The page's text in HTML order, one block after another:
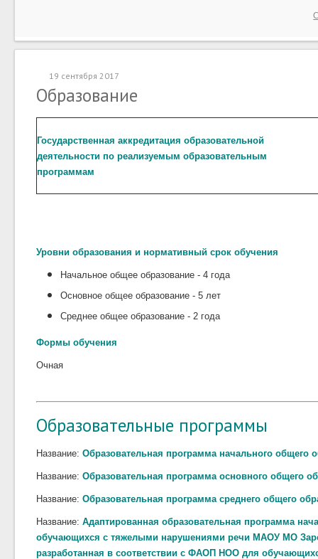
19 сентября 2017
Образование
Государственная аккредитация образовательной
деятельности по реализуемым образовательным
программам
Уровни образования и нормативный срок обучения
Начальное общее образование - 4 года
Основное общее образование - 5 лет
Среднее общее образование - 2 года
Формы обучения
Очная
Образовательные программы
Название: Образовательная программа начального общего
Название: Образовательная программа основного общего
Название: Образовательная программа среднего общего
Название: Адаптированная образовательная программа
обучающихся с тяжелыми нарушениями речи МАОУ МО
разработанная в соответствии с ФАОП НОО для